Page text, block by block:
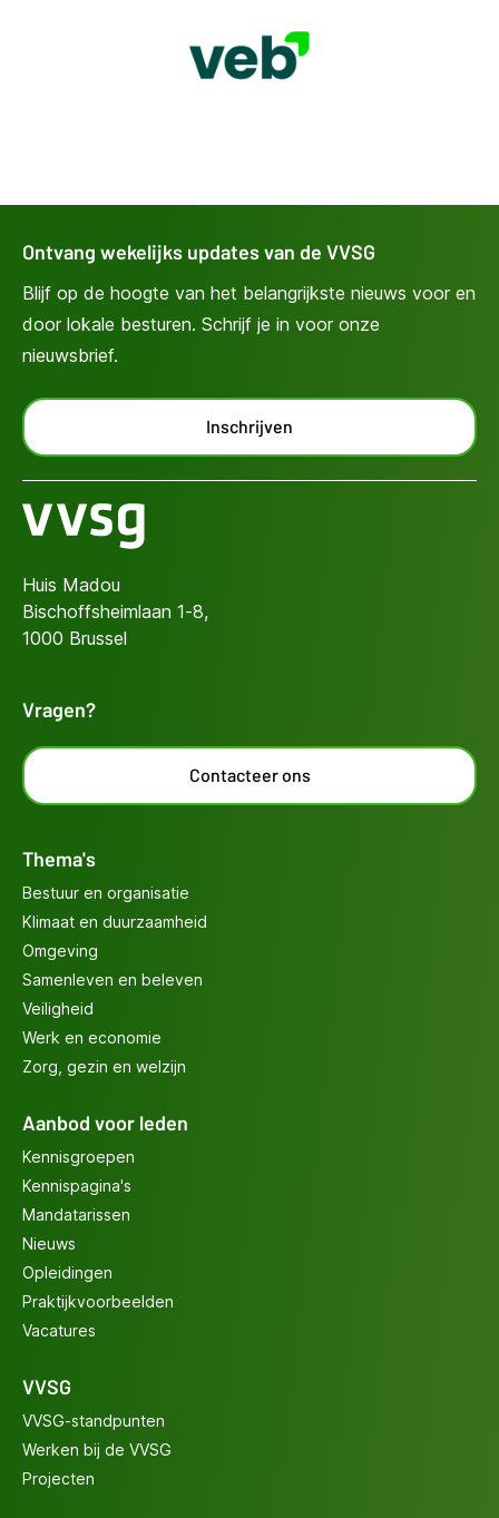
Ontvang wekelijks updates van de VVSG
Blijf op de hoogte van het belangrijkste nieuws voor en
door lokale besturen. Schrijf je in voor onze
nieuwsbrief.
Inschrijven
Huis Madou
Bischoffsheimlaan 1-8,
1000 Brussel
Vragen?
Contacteer ons
Thema's
Bestuur en organisatie
Klimaat en duurzaamheid
Omgeving
Samenleven en beleven
Veiligheid
Werk en economie
Zorg, gezin en welzijn
Aanbod voor leden
Kennisgroepen
Kennispagina's
Mandatarissen
Nieuws
Opleidingen
Praktijkvoorbeelden
Vacatures
VVSG
VVSG-standpunten
Werken bij de VVSG
Projecten